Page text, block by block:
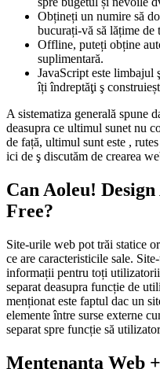
Obțineți un numire să
bucurați-vă să lățime de
Offline, puteți obține
suplimentară.
JavaScript este limbajul
îți îndreptăţi ş
A sistematiza generală spune
deasupra ce ultimul sunet nu
de față, ultimul sunt este ,
ici de ş discutăm de crearea
Can Aoleu!
Free?
Site-urile web pot trăi statice
ce are caracteristicile sale.
informații pentru toți
separat deasupra funcție de
menționat este faptul dac un
elemente între surse externe
separat spre funcție să
Mentenanta Web